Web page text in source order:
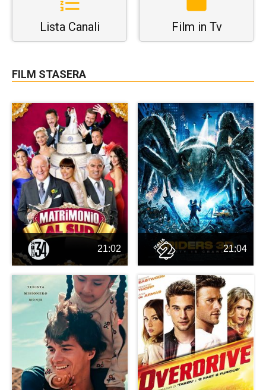
Lista Canali Film in Tv
FILM STASERA
21:02 21:04